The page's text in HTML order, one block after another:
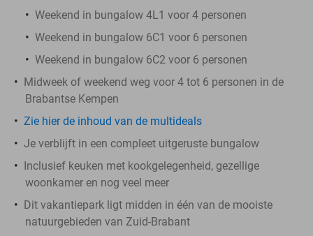
Weekend in bungalow 4L1 voor 4 personen
Weekend in bungalow 6C1 voor 6 personen
Weekend in bungalow 6C2 voor 6 personen
Midweek of weekend weg voor 4 tot 6 personen in de
Brabantse Kempen
Zie hier de inhoud van de multideals
Je verblijft in een compleet uitgeruste bungalow
Inclusief keuken met kookgelegenheid, gezellige
woonkamer en nog veel meer
Dit vakantiepark ligt midden in één van de mooiste
natuurgebieden van Zuid-Brabant